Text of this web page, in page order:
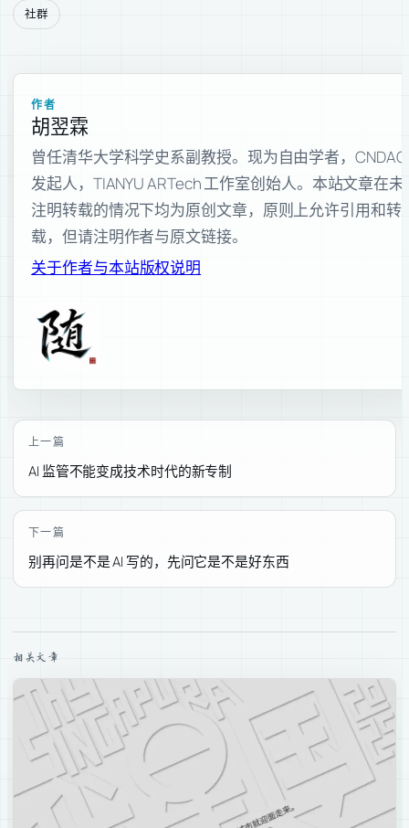
社群
作者
胡翌霖
曾任清华大学科学史系副教授。现为自由学者，CNDAO
发起人，TIANYU ARTech 工作室创始人。本站文章在未
注明转载的情况下均为原创文章，原则上允许引用和转
载，但请注明作者与原文链接。
关于作者与本站版权说明
上一篇
AI 监管不能变成技术时代的新专制
下一篇
别再问是不是 AI 写的，先问它是不是好东西
相关文章